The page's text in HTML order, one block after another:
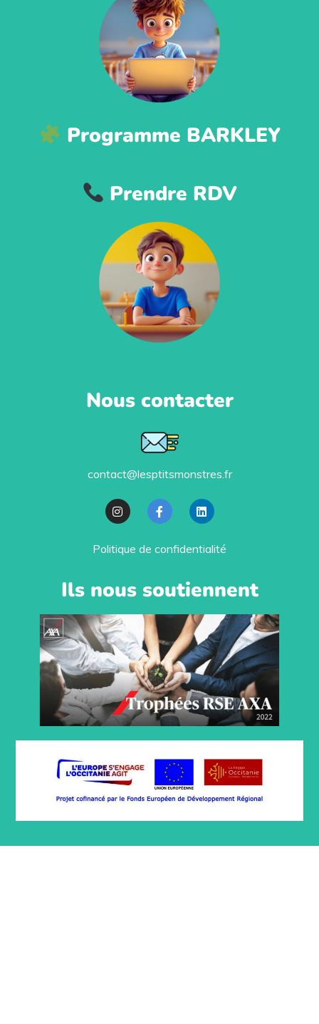
Programme BARKLEY
Prendre RDV
Nous contacter
contact@lesptitsmonstres.fr
Politique de confidentialité
Ils nous soutiennent